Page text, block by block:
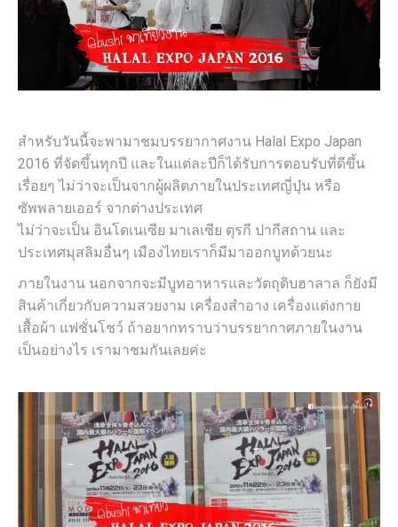
สำหรับวันนี้จะพามาชมบรรยากาศงาน Halal Expo Japan
2016 ที่จัดขึ้นทุกปี และในแต่ละปีก็ได้รับการตอบรับที่ดีขึ้น
เรื่อยๆ ไม่ว่าจะเป็นจากผู้ผลิตภายในประเทศญี่ปุ่น หรือ
ซัพพลายเออร์ จากต่างประเทศ
ไม่ว่าจะเป็น อินโดเนเซีย มาเลเซีย ตุรกี ปากีสถาน และ
ประเทศมุสลิมอื่นๆ เมืองไทยเราก็มีมาออกบูทด้วยนะ
ภายในงาน นอกจากจะมีบูทอาหารและวัตถุดิบฮาลาล ก็ยังมี
สินค้าเกี่ยวกับความสวยงาม เครื่องสำอาง เครื่องแต่งกาย
เสื้อผ้า แฟชั่นโชว์ ถ้าอยากทราบว่าบรรยากาศภายในงาน
เป็นอย่างไร เรามาชมกันเลยค่ะ